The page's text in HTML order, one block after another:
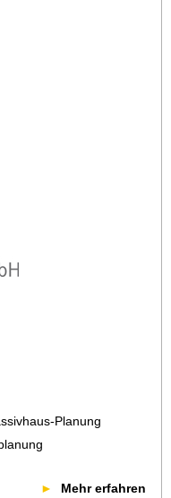
Planung
Mehr erfahren